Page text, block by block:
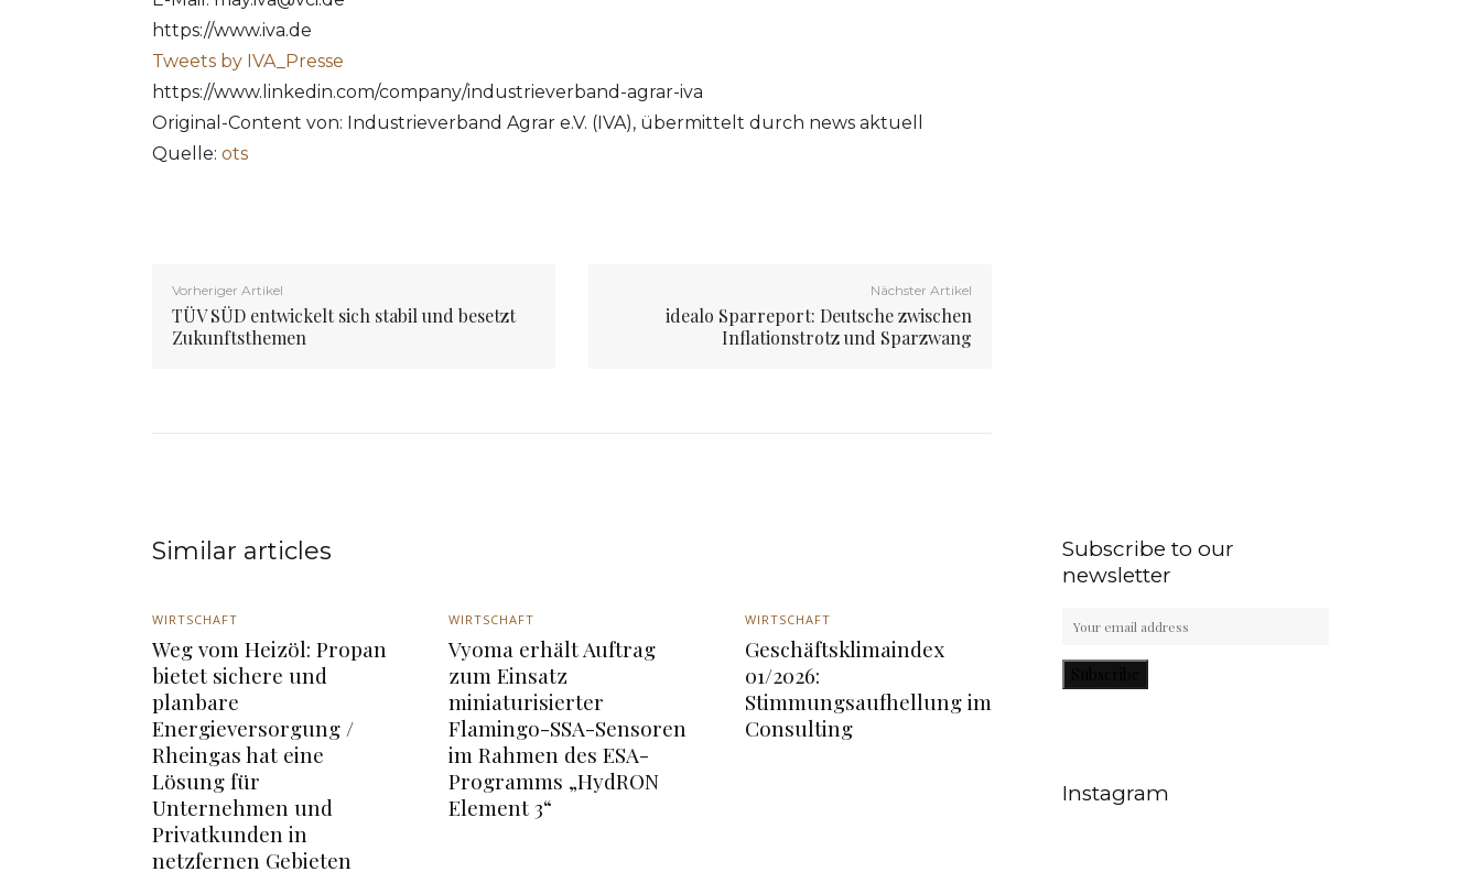
https://www.iva.de
Tweets by IVA_Presse
https://www.linkedin.com/company/industrieverband-agrar-iva
Original-Content von: Industrieverband Agrar e.V. (IVA), übermittelt durch news aktuell
Quelle: ots
Vorheriger Artikel
TÜV SÜD entwickelt sich stabil und besetzt
Zukunftsthemen
Nächster Artikel
idealo Sparreport: Deutsche zwischen
Inflationstrotz und Sparzwang
Similar articles
WIRTSCHAFT
Weg vom Heizöl: Propan
bietet sichere und
planbare
Energieversorgung /
Rheingas hat eine
Lösung für
Unternehmen und
Privatkunden in
netzfernen Gebieten
WIRTSCHAFT
Vyoma erhält Auftrag
zum Einsatz
miniaturisierter
Flamingo-SSA-Sensoren
im Rahmen des ESA-
Programms „HydRON
Element 3“
WIRTSCHAFT
Geschäftsklimaindex
01/2026:
Stimmungsaufhellung im
Consulting
Subscribe to our
newsletter
Instagram